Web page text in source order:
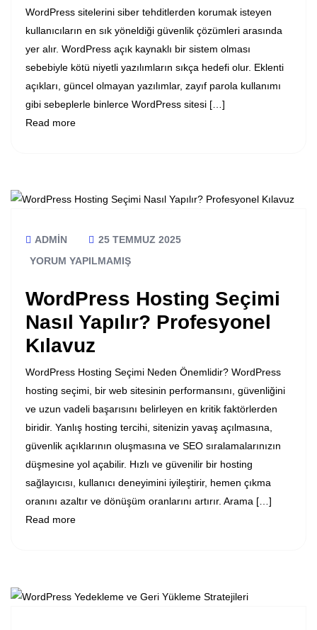
WordPress sitelerini siber tehditlerden korumak isteyen
kullanıcıların en sık yöneldiği güvenlik çözümleri arasında
yer alır. WordPress açık kaynaklı bir sistem olması
sebebiyle kötü niyetli yazılımların sıkça hedefi olur. Eklenti
açıkları, güncel olmayan yazılımlar, zayıf parola kullanımı
gibi sebeplerle binlerce WordPress sitesi […]
Read more
ADMIN
25 TEMMUZ 2025
YORUM YAPILMAMIŞ
WordPress Hosting Seçimi
Nasıl Yapılır? Profesyonel
Kılavuz
WordPress Hosting Seçimi Neden Önemlidir? WordPress
hosting seçimi, bir web sitesinin performansını, güvenliğini
ve uzun vadeli başarısını belirleyen en kritik faktörlerden
biridir. Yanlış hosting tercihi, sitenizin yavaş açılmasına,
güvenlik açıklarının oluşmasına ve SEO sıralamalarınızın
düşmesine yol açabilir. Hızlı ve güvenilir bir hosting
sağlayıcısı, kullanıcı deneyimini iyileştirir, hemen çıkma
oranını azaltır ve dönüşüm oranlarını artırır. Arama […]
Read more